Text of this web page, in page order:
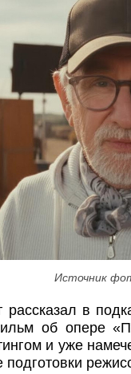
Источник
рассказал в
об опере
и уже